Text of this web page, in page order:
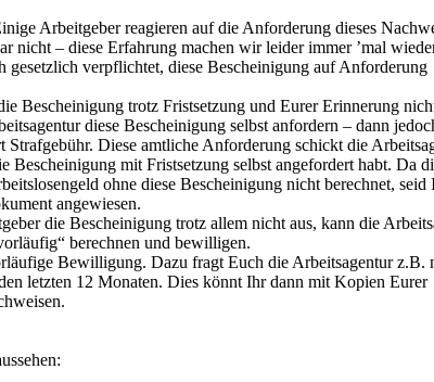
Arbeitgeber reagieren auf die Anforderung dieses
nicht – diese Erfahrung machen wir leider immer ’mal
gesetzlich verpflichtet, diese Bescheinigung auf Anforderung
Bescheinigung trotz Fristsetzung und Eurer Erinnerung
diese Bescheinigung selbst anfordern – dann
Strafgebühr. Diese amtliche Anforderung schickt die
Bescheinigung mit Fristsetzung selbst angefordert habt. Da
ohne diese Bescheinigung nicht berechnet, seid
angewiesen.
die Bescheinigung trotz allem nicht aus, kann die
berechnen und bewilligen.
Bewilligung. Dazu fragt Euch die Arbeitsagentur z.B.
letzten 12 Monaten. Dies könnt Ihr dann mit Kopien Eurer